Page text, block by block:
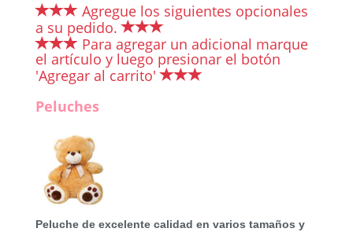
Agregue los siguientes opcionales
a su pedido.
Para agregar un adicional marque
el artículo y luego presionar el botón
'Agregar al carrito'
Peluches
Peluche de excelente calidad en varios tamaños y